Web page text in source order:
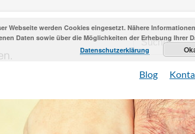
Blog
Webseite werden Cookies eingesetzt. Nähere
Daten sowie über die Möglichkeiten der Erhebung Ihrer
Datenschutzerklärung